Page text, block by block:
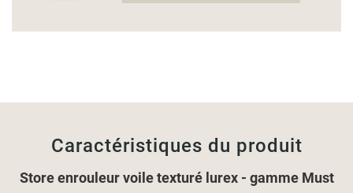
Caractéristiques du produit
Store enrouleur voile texturé lurex - gamme Must